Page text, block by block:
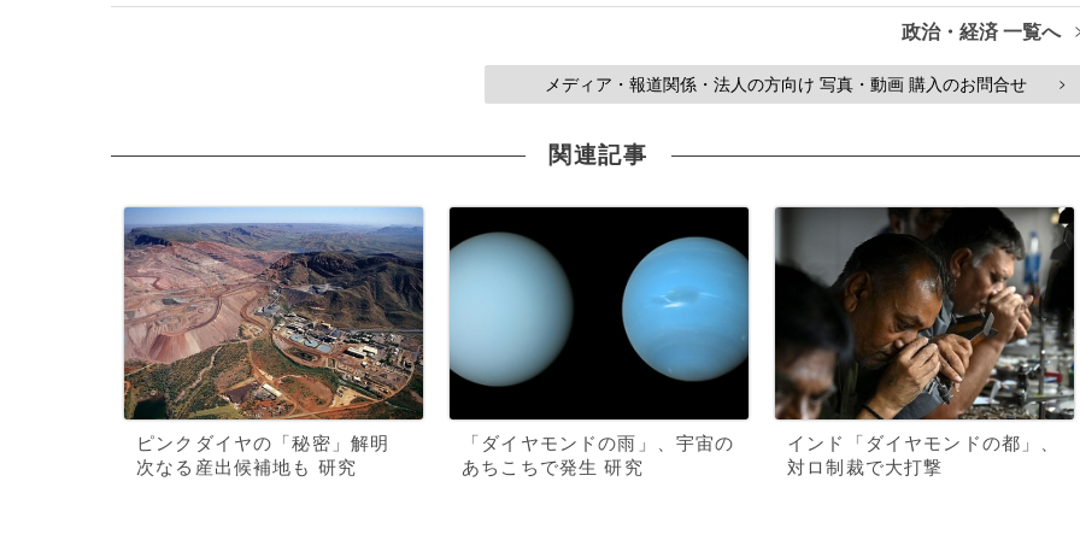
政治・経済 一覧へ
メディア・報道関係・法人の方向け 写真・動画 購入のお問合せ >
関連記事
ピンクダイヤの「秘密」解明
次なる産出候補地も 研究
「ダイヤモンドの雨」、宇宙の
あちこちで発生 研究
インド「ダイヤモンドの都」、
対ロ制裁で大打撃